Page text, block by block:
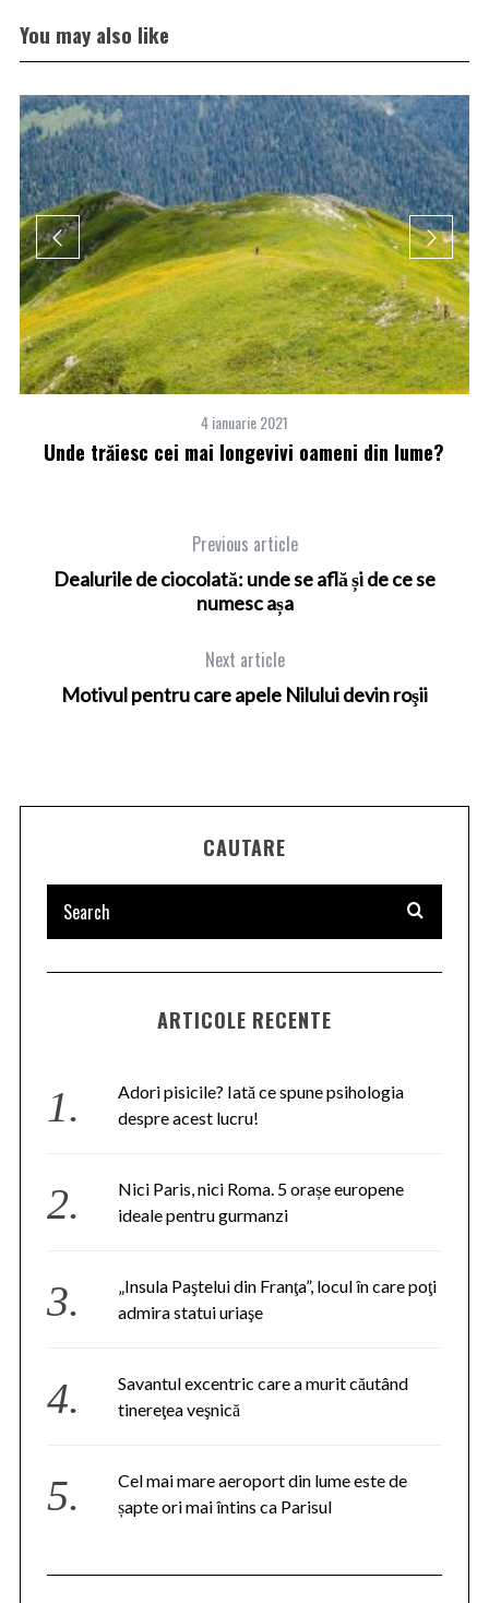
You may also like
4 ianuarie 2021
Unde trăiesc cei mai longevivi oameni din lume?
Previous article
Dealurile de ciocolată: unde se află și de ce se
numesc așa
Next article
Motivul pentru care apele Nilului devin roşii
CAUTARE
ARTICOLE RECENTE
Adori pisicile? Iată ce spune psihologia
despre acest lucru!
Nici Paris, nici Roma. 5 orașe europene
ideale pentru gurmanzi
„Insula Paştelui din Franţa”, locul în care poţi
admira statui uriaşe
Savantul excentric care a murit căutând
tinereţea veşnică
Cel mai mare aeroport din lume este de
șapte ori mai întins ca Parisul